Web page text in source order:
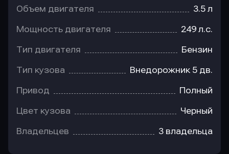
Объем двигателя 3.5 л
Мощность двигателя 249 л.с.
Тип двигателя Бензин
Тип кузова Внедорожник 5 дв.
Привод Полный
Цвет кузова Черный
Владельцев 3 владельца